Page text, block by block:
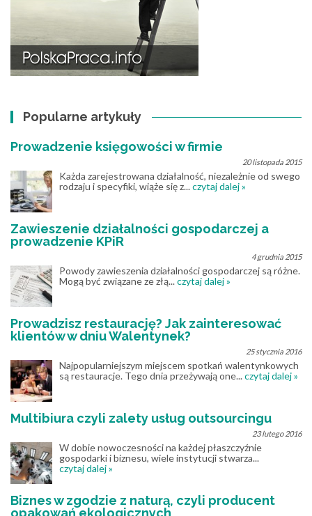
Popularne artykuły
Prowadzenie księgowości w firmie
20 listopada 2015
Każda zarejestrowana działalność, niezależnie od swego
rodzaju i specyfiki, wiąże się z...czytaj dalej »
Zawieszenie działalności gospodarczej a
prowadzenie KPiR
4 grudnia 2015
Powody zawieszenia działalności gospodarczej są różne.
Mogą być związane ze złą...czytaj dalej »
Prowadzisz restaurację? Jak zainteresować
klientów w dniu Walentynek?
25 stycznia 2016
Najpopularniejszym miejscem spotkań walentynkowych
są restauracje. Tego dnia przeżywają one...czytaj dalej »
Multibiura czyli zalety usług outsourcingu
23 lutego 2016
W dobie nowoczesności na każdej płaszczyźnie
gospodarki i biznesu, wiele instytucji stwarza...
czytaj dalej »
Biznes w zgodzie z naturą, czyli producent
opakowań ekologicznych